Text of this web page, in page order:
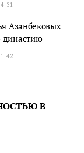
Азанбековых
династию
В